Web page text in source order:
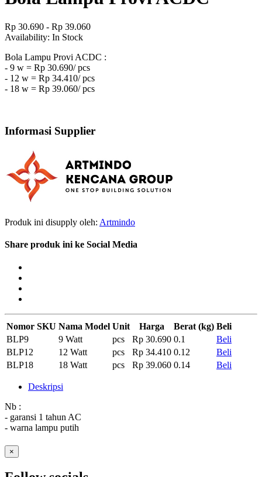
Rp 30.690 - Rp 39.060
Availability: In Stock
Bola Lampu Provi ACDC :
- 9 w = Rp 30.690/ pcs
- 12 w = Rp 34.410/ pcs
- 18 w = Rp 39.060/ pcs
Informasi Supplier
Produk ini disupply oleh: Artmindo
Share produk ini ke Social Media
Nomor SKU Nama Model Unit Harga Berat (kg) Beli
BLP9
9 Watt pcs Rp 30.690 0.1
Beli
BLP12
12 Watt pcs Rp 34.410 0.12
Beli
BLP18
18 Watt pcs Rp 39.060 0.14 Beli
Deskripsi
Nb :
- garansi 1 tahun AC
- warna lampu putih
×